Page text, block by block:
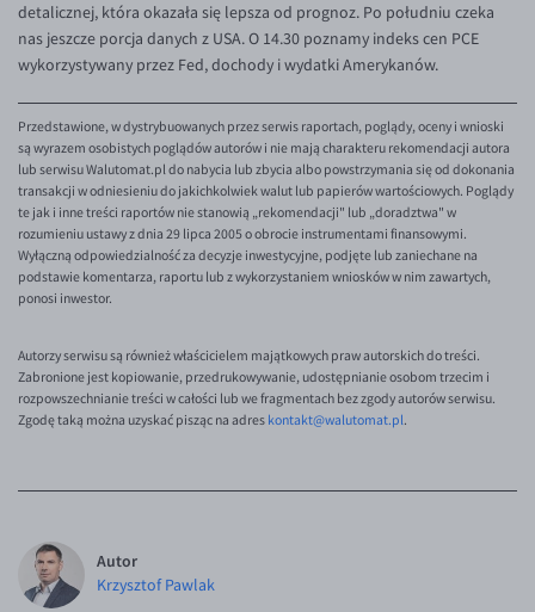
detalicznej, która okazała się lepsza od prognoz. Po południu czeka
nas jeszcze porcja danych z USA. O 14.30 poznamy indeks cen PCE
wykorzystywany przez Fed, dochody i wydatki Amerykanów.
Przedstawione, w dystrybuowanych przez serwis raportach, poglądy, oceny i wnioski
są wyrazem osobistych poglądów autorów i nie mają charakteru rekomendacji autora
lub serwisu Walutomat.pl do nabycia lub zbycia albo powstrzymania się od dokonania
transakcji w odniesieniu do jakichkolwiek walut lub papierów wartościowych. Poglądy
te jak i inne treści raportów nie stanowią „rekomendacji" lub „doradztwa" w
rozumieniu ustawy z dnia 29 lipca 2005 o obrocie instrumentami finansowymi.
Wyłączną odpowiedzialność za decyzje inwestycyjne, podjęte lub zaniechane na
podstawie komentarza, raportu lub z wykorzystaniem wniosków w nim zawartych,
ponosi inwestor.
Autorzy serwisu są również właścicielem majątkowych praw autorskich do treści.
Zabronione jest kopiowanie, przedrukowywanie, udostępnianie osobom trzecim i
rozpowszechnianie treści w całości lub we fragmentach bez zgody autorów serwisu.
Zgodę taką można uzyskać pisząc na adres kontakt@walutomat.pl.
Autor
Krzysztof Pawlak